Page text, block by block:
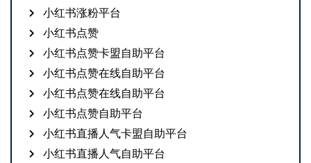
小红书涨粉平台
小红书点赞
小红书点赞卡盟自助平台
小红书点赞在线自助平台
小红书点赞在线自助平台
小红书点赞自助平台
小红书直播人气卡盟自助平台
小红书直播人气自助平台